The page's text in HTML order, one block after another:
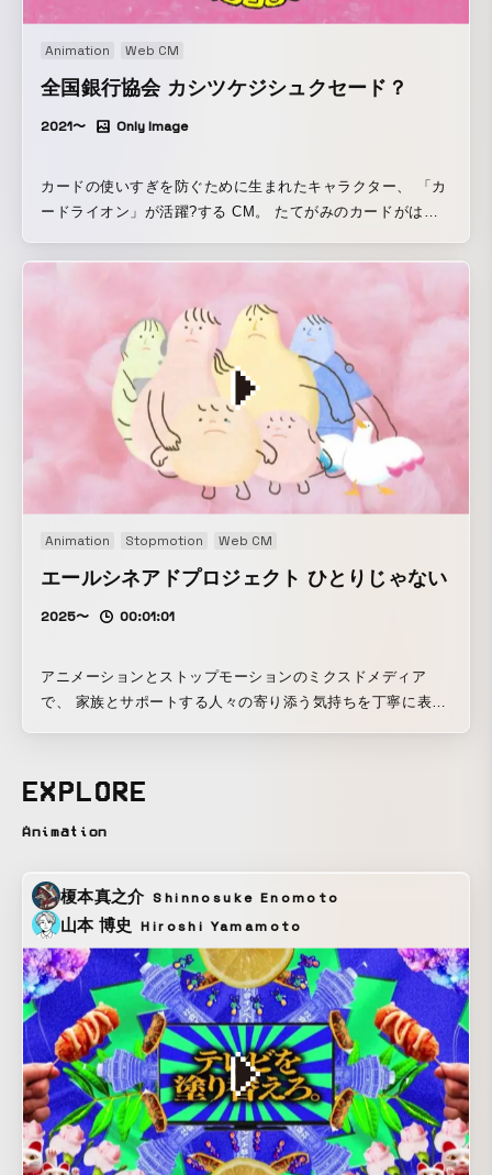
Animation Web CM
全国銀行協会 カシツケジシュクセード？
2021〜 Only Image
カードの使いすぎを防ぐために生まれたキャラクター、 「カ
ードライオン」が活躍?する CM。 たてがみのカードがはず
Animation Stopmotion Web CM
エールシネアドプロジェクト ひとりじゃない
2025〜 00:01:01
アニメーションとストップモーションのミクスドメディア
で、 家族とサポートする人々の寄り添う気持ちを丁寧に表現
EXPLORE
Animation
榎本真之介 Shinnosuke Enomoto
山本 博史 Hiroshi Yamamoto